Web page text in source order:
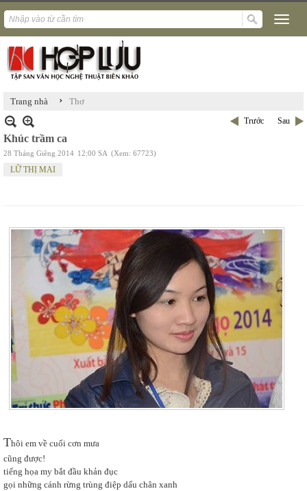
Trang nhà › Thơ
Trước Sau
Khúc trầm ca
28 Tháng Giêng 2014 12:00 SA (Xem: 67723)
LỮ THỊ MAI
Thôi em về cuối cơn mưa
cũng được!
tiếng họa my bắt đầu khản đục
gọi những cánh rừng trùng điệp dấu chân xanh